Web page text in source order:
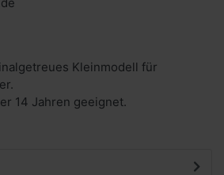
Kleinmodell für
14 Jahren geeignet.